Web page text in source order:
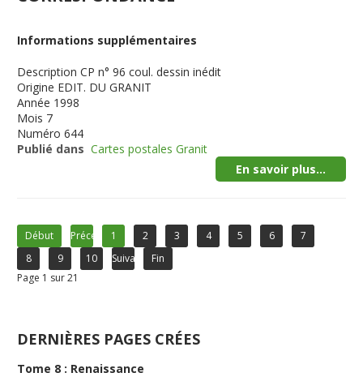
Informations supplémentaires
Description CP n° 96 coul. dessin inédit
Origine EDIT. DU GRANIT
Année 1998
Mois 7
Numéro 644
Publié dans Cartes postales Granit
En savoir plus...
Début Précédent1 2 3 4 5 6
7
8
9 10 Suivant
Fin
Page 1 sur 21
DERNIÈRES PAGES CRÉES
Tome 8 : Renaissance